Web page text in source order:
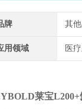
牌 其
用领域 医
莱宝L200+